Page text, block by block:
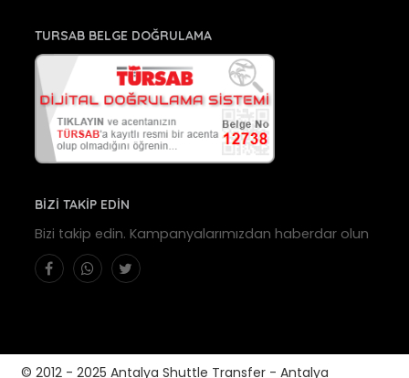
TURSAB BELGE DOĞRULAMA
BİZİ TAKİP EDİN
Bizi takip edin. Kampanyalarımızdan haberdar olun
© 2012 - 2025 Antalya Shuttle Transfer - Antalya